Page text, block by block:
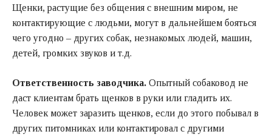
Щенки, растущие без общения с внешним миром, не
контактирующие с людьми, могут в дальнейшем бояться
чего угодно – других собак, незнакомых людей, машин,
детей, громких звуков и т.д.
Ответственность заводчика. Опытный собаковод не
даст клиентам брать щенков в руки или гладить их.
Человек может заразить щенков, если до этого побывал в
других питомниках или контактировал с другими